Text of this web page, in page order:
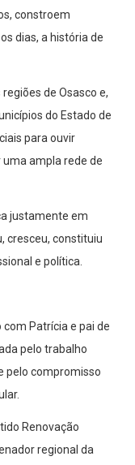
constroem
dias, a história de
de Osasco e,
do Estado de
para ouvir
ampla rede de
justamente em
cresceu, constituiu
e política.
com Patrícia e pai de
pelo trabalho
pelo compromisso
Renovação
regional da